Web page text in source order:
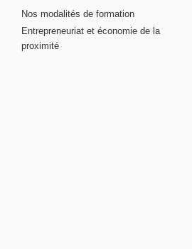
Nos modalités de formation
Entrepreneuriat et économie de la
proximité